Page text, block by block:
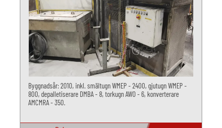
Byggnadsår: 2010, inkl. smältugn WMEP - 2400, gjutugn WMEP -
800, depalletiserare DMBA - 8, torkugn AWO - 6, konverterare
AMCMRA - 350.